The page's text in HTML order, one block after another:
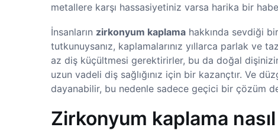
metallere karşı hassasiyetiniz varsa harika bir
İnsanların zirkonyum kaplamahakkında sevdiği
tutkunuysanız, kaplamalarınız yıllarca parlak ve
az diş küçültmesi gerektirirler, bu da doğal
uzun vadeli diş sağlığınız için bir kazançtır. Ve
dayanabilir, bu nedenle sadece geçici bir çözüm
Zirkonyum kaplama nasıl